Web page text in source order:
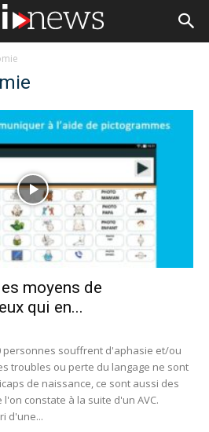
moyens de
qui en...
personnes souffrent d'aphasie et/ou
troubles ou perte du langage ne sont
de naissance, ce sont aussi des
constate à la suite d'un AVC.
d'une...